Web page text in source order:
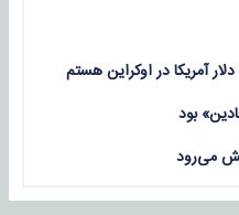
آمریکا در اوکراین هستم
بود
می‌رود